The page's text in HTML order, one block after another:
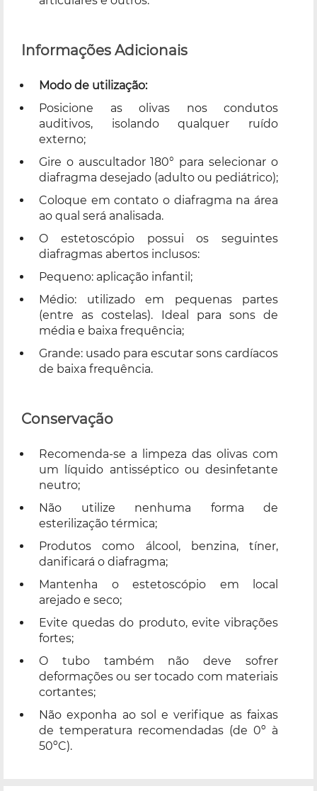
Informações Adicionais
Modo de utilização:
Posicione as olivas nos condutos
auditivos, isolando qualquer ruído
externo;
Gire o auscultador 180° para selecionar o
diafragma desejado (adulto ou pediátrico);
Coloque em contato o diafragma na área
ao qual será analisada.
O estetoscópio possui os seguintes
diafragmas abertos inclusos:
Pequeno: aplicação infantil;
Médio: utilizado em pequenas partes
(entre as costelas). Ideal para sons de
média e baixa frequência;
Grande: usado para escutar sons cardíacos
de baixa frequência.
Conservação
Recomenda-se a limpeza das olivas com
um líquido antisséptico ou desinfetante
neutro;
Não utilize nenhuma forma de
esterilização térmica;
Produtos como álcool, benzina, tíner,
danificará o diafragma;
Mantenha o estetoscópio em local
arejado e seco;
Evite quedas do produto, evite vibrações
fortes;
O tubo também não deve sofrer
deformações ou ser tocado com materiais
cortantes;
Não exponha ao sol e verifique as faixas
de temperatura recomendadas (de 0º à
50ºC).